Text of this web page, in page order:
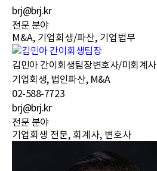
brj@brj.kr
전문 분야
M&A, 기업회생/파산, 기업법무
김민아 간이회생팀장변호사/미회계사
기업회생, 법인파산, M&A
02-588-7723
brj@brj.kr
전문 분야
기업회생 전문, 회계사, 변호사